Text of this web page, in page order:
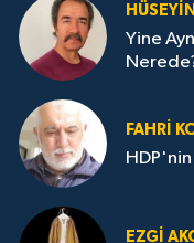
Yine
FAHRI
HDP'nin
EZGI